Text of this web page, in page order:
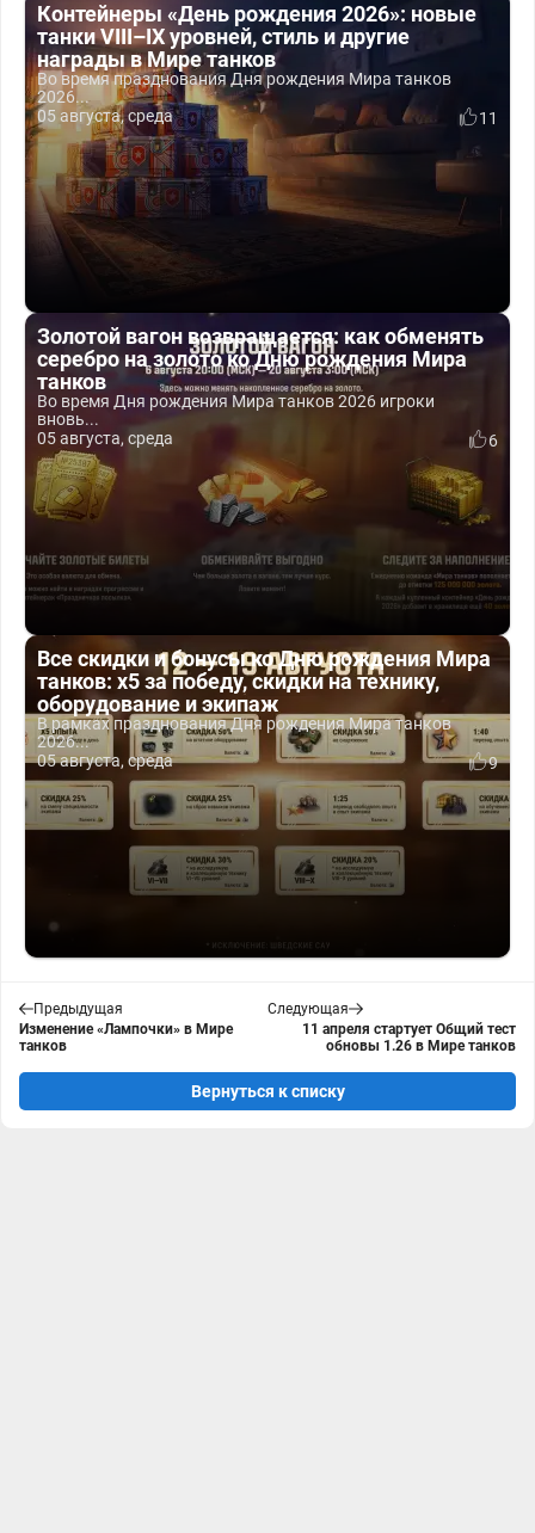
Контейнеры «День рождения 2026»: новые
танки VIII–IX уровней, стиль и другие
награды в Мире танков
Во время празднования Дня рождения Мира танков
2026...
05 августа, среда
11
Золотой вагон возвращается: как обменять
серебро на золото ко Дню рождения Мира
танков
Во время Дня рождения Мира танков 2026 игроки
вновь...
05 августа, среда
6
Все скидки и бонусы ко Дню рождения Мира
танков: x5 за победу, скидки на технику,
оборудование и экипаж
В рамках празднования Дня рождения Мира танков
2026...
05 августа, среда
9
Предыдущая
Изменение «Лампочки» в Мире
танков
Следующая
11 апреля стартует Общий тест
обновы 1.26 в Мире танков
Вернуться к списку